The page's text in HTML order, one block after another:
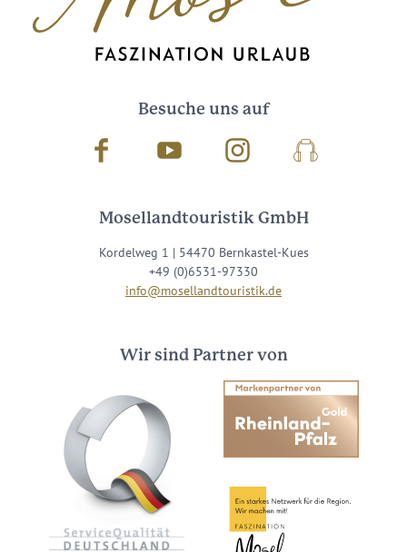
Besuche uns auf
Facebook Youtube InstagramPodcast
Mosellandtouristik GmbH
Kordelweg 1 | 54470 Bernkastel-Kues
+49 (0)6531-97330
info@mosellandtouristik.de
Wir sind Partner von